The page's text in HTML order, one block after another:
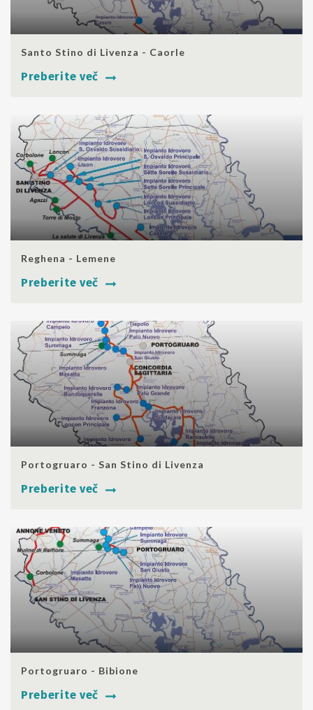
SHARE
Santo Stino di Livenza - Caorle
Preberite več
Reghena - Lemene
Preberite več
SHARE
Portogruaro - San Stino di Livenza
Preberite več
Portogruaro - Bibione
Preberite več